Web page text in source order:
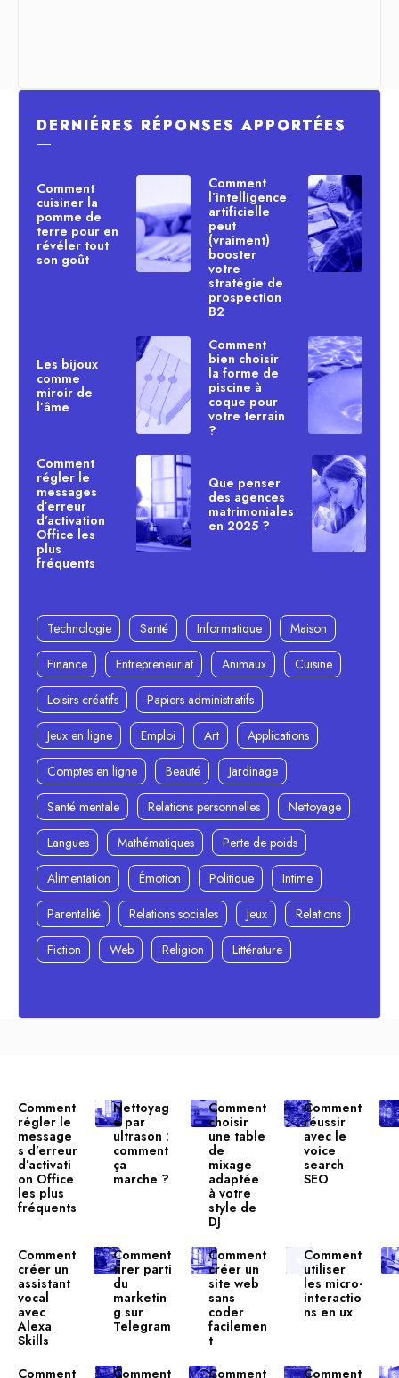
DERNIÉRES RÉPONSES APPORTÉES
―
Comment
cuisiner la
pomme de
terre pour en
révéler tout
son goût
Comment
l’intelligence
artificielle
peut
(vraiment)
booster
votre
stratégie de
prospection
B2
Les bijoux
comme
miroir de
l’âme
Comment
bien choisir
la forme de
piscine à
coque pour
votre terrain
?
Comment
régler le
messages
d’erreur
d’activation
Office les
plus
fréquents
Que penser
des agences
matrimoniales
en 2025 ?
Technologie Santé Informatique
Maison
Finance
Entrepreneuriat Animaux
Cuisine
Loisirs créatifs
Papiers administratifs
Jeux en ligne
Emploi Art
Applications
Comptes en ligne
Beauté
Jardinage
Santé mentale
Relations personnelles
Nettoyage
Langues
Mathématiques
Perte de poids
Alimentation
Émotion Politique
Intime
Parentalité
Relations sociales Jeux
Relations
Fiction
Web Religion Littérature
Comment
régler le
message
s d’erreur
d’activati
on Office
les plus
fréquents
Nettoyag
e par
ultrason :
comment
ça
marche ?
Comment
choisir
une table
de
mixage
adaptée
à votre
style de
DJ
Comment
réussir
avec le
voice
search
SEO
Comment
créer un
assistant
vocal
avec
Alexa
Skills
Comment
tirer parti
du
marketin
g sur
Telegram
Comment
créer un
site web
sans
coder
facilemen
t
Comment
utiliser
les micro-
interactio
ns en ux
Comment Comment Comment Comment